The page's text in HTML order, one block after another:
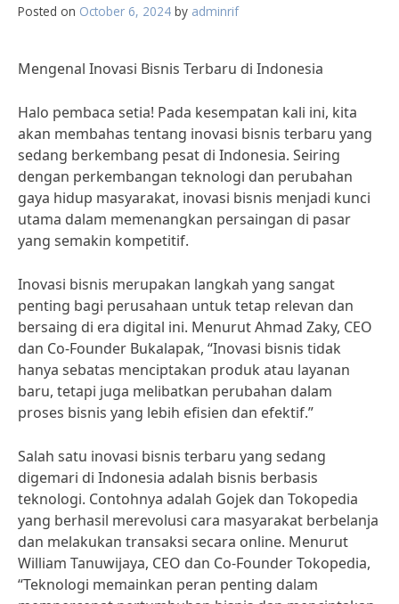
Posted on October 6, 2024 by adminrif
Mengenal Inovasi Bisnis Terbaru di Indonesia
Halo pembaca setia! Pada kesempatan kali ini, kita
akan membahas tentang inovasi bisnis terbaru yang
sedang berkembang pesat di Indonesia. Seiring
dengan perkembangan teknologi dan perubahan
gaya hidup masyarakat, inovasi bisnis menjadi kunci
utama dalam memenangkan persaingan di pasar
yang semakin kompetitif.
Inovasi bisnis merupakan langkah yang sangat
penting bagi perusahaan untuk tetap relevan dan
bersaing di era digital ini. Menurut Ahmad Zaky, CEO
dan Co-Founder Bukalapak, “Inovasi bisnis tidak
hanya sebatas menciptakan produk atau layanan
baru, tetapi juga melibatkan perubahan dalam
proses bisnis yang lebih efisien dan efektif.”
Salah satu inovasi bisnis terbaru yang sedang
digemari di Indonesia adalah bisnis berbasis
teknologi. Contohnya adalah Gojek dan Tokopedia
yang berhasil merevolusi cara masyarakat berbelanja
dan melakukan transaksi secara online. Menurut
William Tanuwijaya, CEO dan Co-Founder Tokopedia,
“Teknologi memainkan peran penting dalam